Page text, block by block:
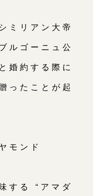
ミリアン大帝
ルゴーニュ公
婚約する際に
ったことが起
モンド
する “アマダ